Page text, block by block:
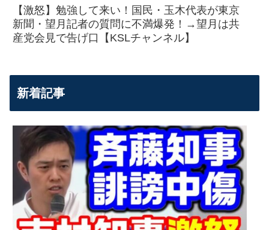
【激怒】勉強して来い！国民・玉木代表が東京
新聞・望月記者の質問に不満爆発！→望月は共
産党会見で告げ口【KSLチャンネル】
新着記事